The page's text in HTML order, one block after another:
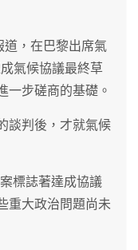
道，在巴黎出席氣
氣候協議最終草
一步磋商的基礎。
談判後，才就氣候
標誌著達成協議
重大政治問題尚未